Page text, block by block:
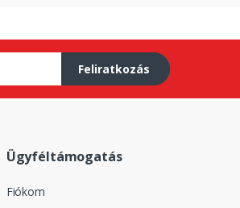
Feliratkozás
Ügyféltámogatás
Fiókom